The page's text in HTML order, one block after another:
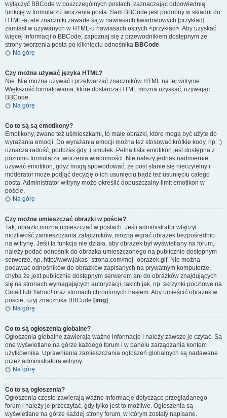
wyłączyć BBCode w poszczególnych postach, zaznaczając odpowiednią
funkcję w formularzu tworzenia posta. Sam BBCode jest podobny w składni do
HTML-a, ale znaczniki zawarte są w nawiasach kwadratowych [przykład]
zamiast w używanych w HTML-u nawiasach ostrych <przykład>. Aby uzyskać
więcej informacji o BBCode, zapoznaj się z przewodnikiem dostępnym ze
strony tworzenia posta po kliknięciu odnośnika BBCode.
Na górę
Czy można używać języka HTML?
Nie. Nie można używać i przetwarzać znaczników HTML na tej witrynie.
Większość formatowania, które dostarcza HTML można uzyskać, używając
BBCode.
Na górę
Co to są są emotikony?
Emotikony, zwane też uśmieszkami, to małe obrazki, które mogą być użyte do
wyrażania emocji. Do wyrażania emocji można też stosować krótkie kody, np. :)
oznacza radość, podczas gdy :( smutek. Pełna lista emotikon jest dostępna z
poziomu formularza tworzenia wiadomości. Nie należy jednak nadmiernie
używać emotikon, gdyż mogą spowodować, że post stanie się nieczytelny i
moderator może podjąć decyzję o ich usunięciu bądź też usunięciu całego
posta. Administrator witryny może określić dopuszczalny limit emotikon w
poście.
Na górę
Czy można umieszczać obrazki w poście?
Tak, obrazki można umieszczać w postach. Jeśli administrator włączył
możliwość zamieszczania załączników, można wgrać obrazek bezpośrednio
na witrynę. Jeśli ta funkcja nie działa, aby obrazek był wyświetlany na forum,
należy podać odnośnik do obrazka umieszczonego na publicznie dostępnym
serwerze, np. http://www.jakas_strona.com/moj_obrazek.gif. Nie można
podawać odnośników do obrazków zapisanych na prywatnym komputerze,
chyba że jest publicznie dostępnym serwerem ani do obrazków znajdujących
się na stronach wymagających autoryzacji, takich jak, np. skrzynki pocztowe na
Gmail lub Yahoo! oraz stronach chronionych hasłem. Aby umieścić obrazek w
poście, użyj znacznika BBCode [img] .
Na górę
Co to są ogłoszenia globalne?
Ogłoszenia globalne zawierają ważne informacje i należy zawsze je czytać. Są
one wyświetlane na górze każdego forum i w panelu zarządzania kontem
użytkownika. Uprawnienia zamieszczania ogłoszeń globalnych są nadawane
przez administratora witryny.
Na górę
Co to są ogłoszenia?
Ogłoszenia często zawierają ważne informacje dotyczące przeglądanego
forum i należy je przeczytać, gdy tylko jest to możliwe. Ogłoszenia są
wyświetlane na górze każdej strony forum, w którym zostały napisane.